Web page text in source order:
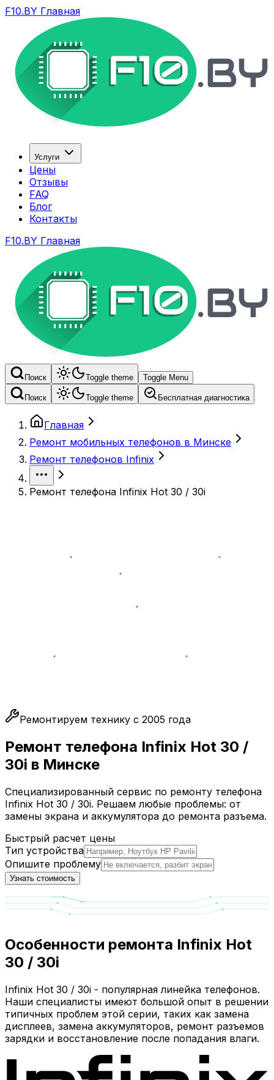
F10.BY Главная
Услуги
Цены
Отзывы
FAQ
Блог
Контакты
F10.BY Главная
Поиск Toggle theme Toggle Menu
Поиск Toggle theme Бесплатная диагностика
Главная
Ремонт мобильных телефонов в Минске
Ремонт телефонов Infinix
Ремонт телефона Infinix Hot 30 / 30i
Ремонтируем технику с 2005 года
Ремонт телефона Infinix Hot 30 /
30i в Минске
Специализированный сервис по ремонту телефона
Infinix Hot 30 / 30i. Решаем любые проблемы: от
замены экрана и аккумулятора до ремонта разъема.
Быстрый расчет цены
Тип устройства
Опишите проблему
Узнать стоимость
Особенности ремонта Infinix Hot
30 / 30i
Infinix Hot 30 / 30i - популярная линейка телефонов.
Наши специалисты имеют большой опыт в решении
типичных проблем этой серии, таких как замена
дисплеев, замена аккумуляторов, ремонт разъемов
зарядки и восстановление после попадания влаги.